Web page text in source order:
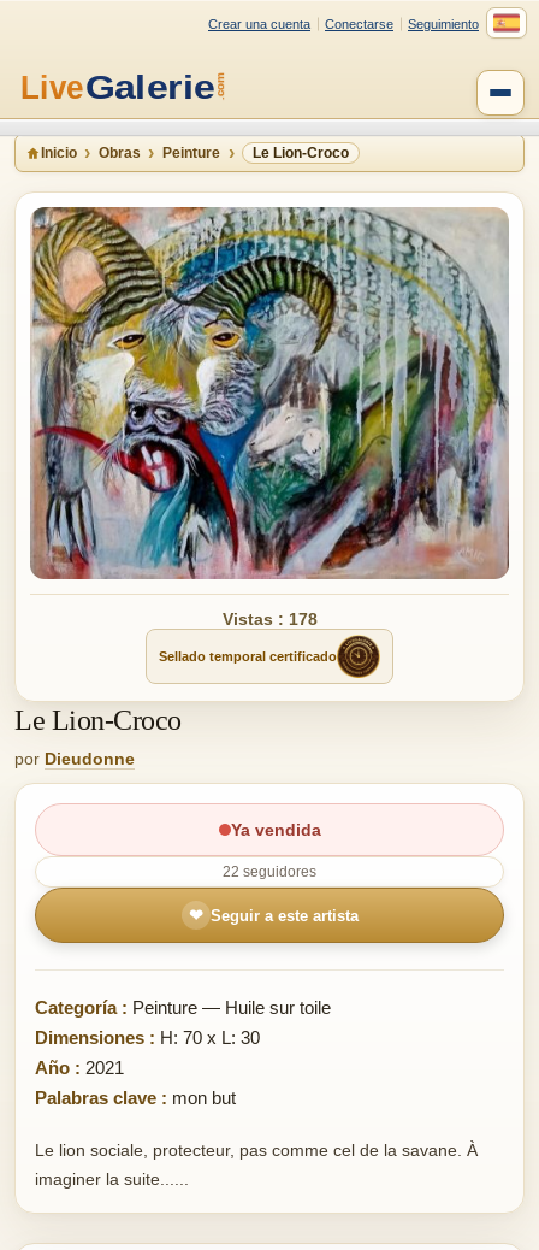
Crear una cuenta Conectarse Seguimiento
Inicio Obras Peinture Le Lion-Croco
Vistas : 178
Sellado temporal certificado
Le Lion-Croco
por Dieudonne
Ya vendida
22 seguidores
❤ Seguir a este artista
Categoría : Peinture — Huile sur toile
Dimensiones : H: 70 x L: 30
Año : 2021
Palabras clave : mon but
Le lion sociale, protecteur, pas comme cel de la savane. À
imaginer la suite......